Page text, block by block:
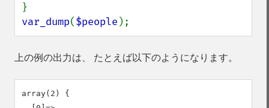
var_dump($people );
上の例の出力は、 たとえば以下のようになります。
array(2) {